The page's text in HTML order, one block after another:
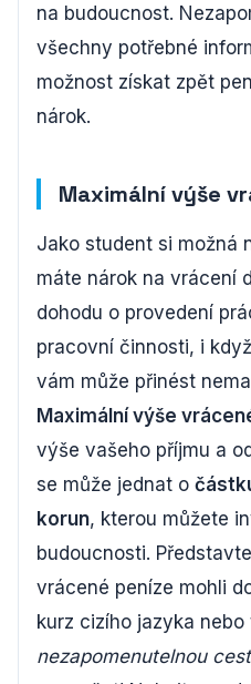
na budoucnost.
všechny potřebné
možnost získat zpět
nárok.
Maximální výše
Jako student si možná
máte nárok na vrácení
dohodu o provedení
pracovní činnosti, i
vám může přinést
Maximální výše
výše vašeho příjmu a
se může jednat o
korun, kterou můžete
budoucnosti.
vrácené peníze mohli
kurz cizího jazyka nebo
nezapomenutelnou